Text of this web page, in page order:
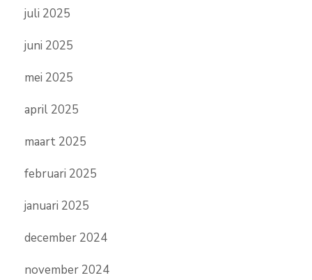
juli 2025
juni 2025
mei 2025
april 2025
maart 2025
februari 2025
januari 2025
december 2024
november 2024